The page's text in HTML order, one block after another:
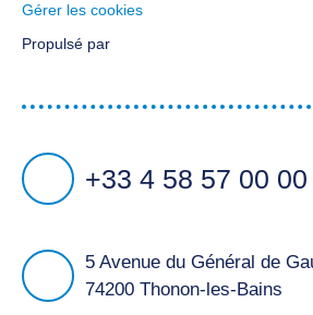
Gérer les cookies
Propulsé par
+33 4 58 57 00 00
5 Avenue du Général de
74200 Thonon-les-Bains